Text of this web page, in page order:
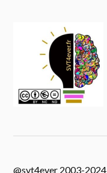
@svt4ever 2003-2024